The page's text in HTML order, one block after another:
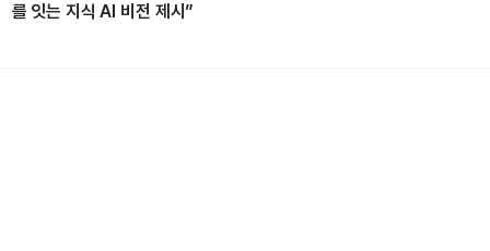
를 잇는 지식 AI 비전 제시”